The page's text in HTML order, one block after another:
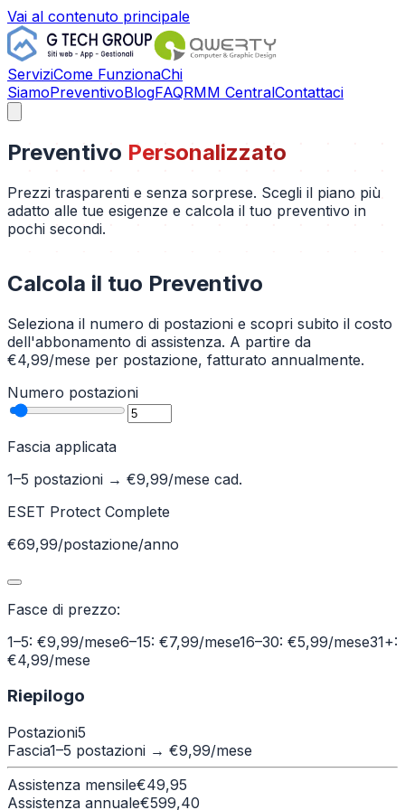
Vai al contenuto principale
ServiziCome FunzionaChi
SiamoPreventivoBlogFAQRMM CentralContattaci
Preventivo Personalizzato
Prezzi trasparenti e senza sorprese. Scegli il piano più
adatto alle tue esigenze e calcola il tuo preventivo in
pochi secondi.
Calcola il tuo Preventivo
Seleziona il numero di postazioni e scopri subito il costo
dell'abbonamento di assistenza. A partire da
€4,99/mese per postazione, fatturato annualmente.
Numero postazioni
Fascia applicata
1–5 postazioni → €9,99/mese cad.
ESET Protect Complete
€69,99/postazione/anno
Fasce di prezzo:
1–5: €9,99/mese6–15: €7,99/mese16–30: €5,99/mese31+:
€4,99/mese
Riepilogo
Postazioni5
Fascia1–5 postazioni → €9,99/mese
Assistenza mensile€49,95
Assistenza annuale€599,40